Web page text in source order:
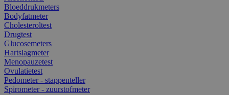
Bloeddrukmeters
Bodyfatmeter
Cholesteroltest
Drugtest
Glucosemeters
Hartslagmeter
Menopauzetest
Ovulatietest
Pedometer - stappenteller
Spirometer - zuurstofmeter